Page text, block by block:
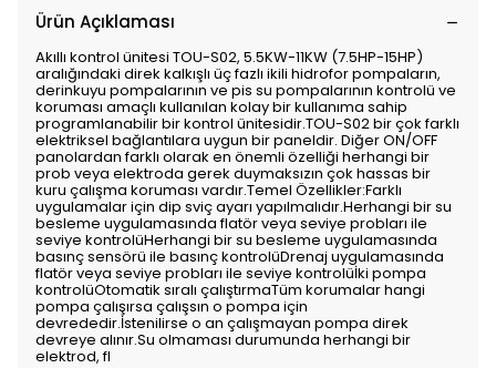
Ürün Açıklaması
Akıllı kontrol ünitesi TOU-S02, 5.5KW-11KW (7.5HP-15HP)
aralığındaki direk kalkışlı üç fazlı ikili hidrofor pompaların,
derinkuyu pompalarının ve pis su pompalarının kontrolü ve
koruması amaçlı kullanılan kolay bir kullanıma sahip
programlanabilir bir kontrol ünitesidir.TOU-S02 bir çok farklı
elektriksel bağlantılara uygun bir paneldir. Diğer ON/OFF
panolardan farklı olarak en önemli özelliği herhangi bir
prob veya elektroda gerek duymaksızın çok hassas bir
kuru çalışma koruması vardır.Temel Özellikler:Farklı
uygulamalar için dip sviç ayarı yapılmalıdır.Herhangi bir su
besleme uygulamasında flatör veya seviye probları ile
seviye kontrolüHerhangi bir su besleme uygulamasında
basınç sensörü ile basınç kontrolüDrenaj uygulamasında
flatör veya seviye probları ile seviye kontrolüİki pompa
kontrolüOtomatik sıralı çalıştırmaTüm korumalar hangi
pompa çalışırsa çalışsın o pompa için
devrededir.İstenilirse o an çalışmayan pompa direk
devreye alınır.Su olmaması durumunda herhangi bir
elektrod, fl